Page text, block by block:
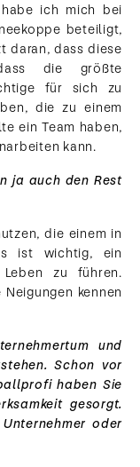
ich mich bei
beteiligt,
daran, dass diese
die größte
für sich zu
die zu einem
ein Team haben,
kann.
ja auch den Rest
die einem in
ist wichtig, ein
zu führen.
kennen
und
Schon vor
haben Sie
gesorgt.
oder